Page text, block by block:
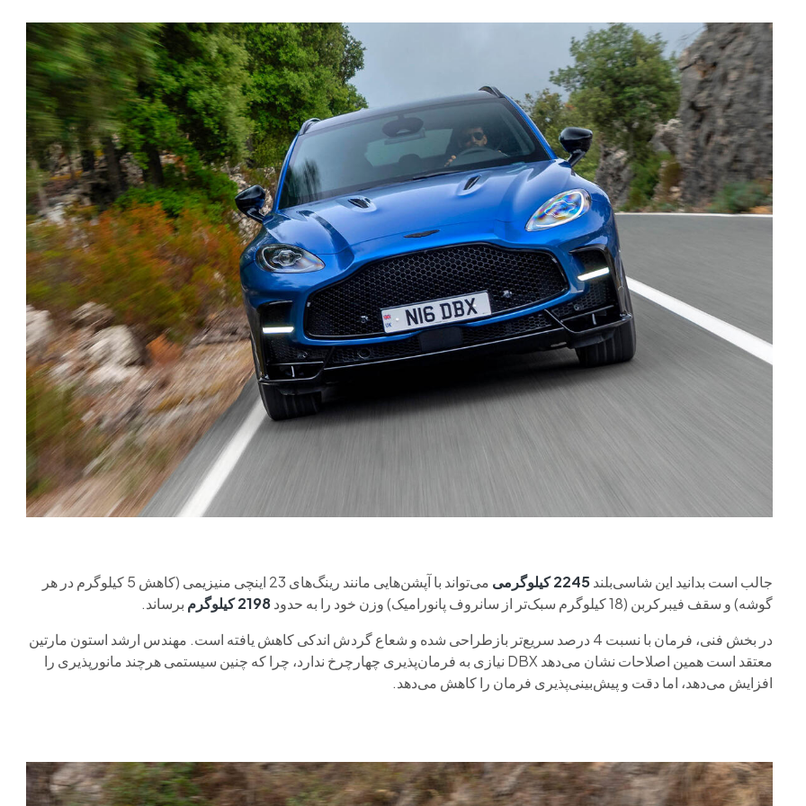
جالب است بدانید این شاسی‌بلند2245 کیلوگرمی
می‌تواند با آپشن‌هایی مانند رینگ‌های 23 اینچی منیزیمی (کاهش 5 کیلوگرم در هر
گوشه) و سقف فیبرکربن (18 کیلوگرم سبک‌تر از سانروف پانورامیک) وزن خود را به حدود
2198 کیلوگرم
برساند.
در بخش فنی، فرمان با نسبت 4 درصد سریع‌تر بازطراحی شده و شعاع گردش اندکی کاهش یافته است. مهندس ارشد استون مارتین
معتقد است همین اصلاحات نشان می‌دهد DBX نیازی به فرمان‌پذیری چهارچرخ ندارد، چرا که چنین سیستمی هرچند مانورپذیری را
افزایش می‌دهد، اما دقت و پیش‌بینی‌پذیری فرمان را کاهش می‌دهد.